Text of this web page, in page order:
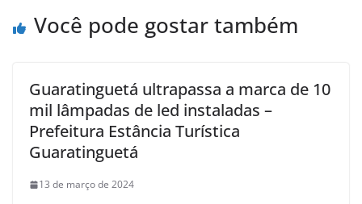
Você pode gostar também
Guaratinguetá ultrapassa a marca de 10
mil lâmpadas de led instaladas –
Prefeitura Estância Turística
Guaratinguetá
13 de março de 2024